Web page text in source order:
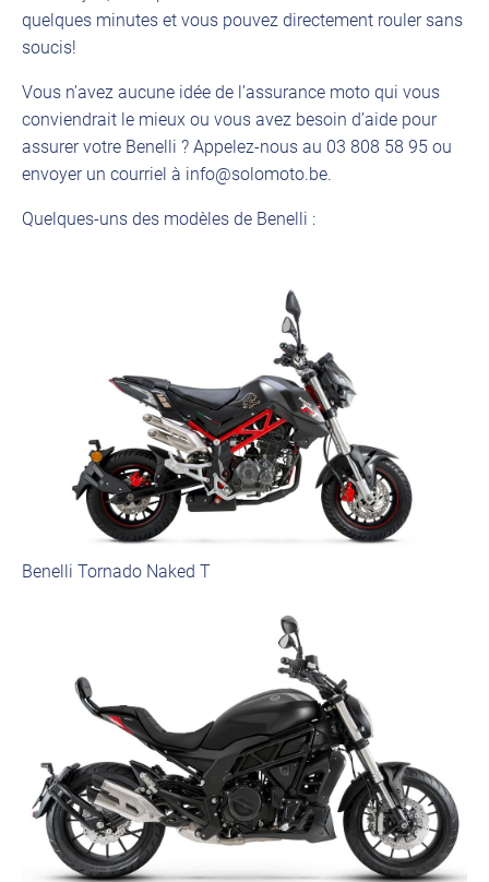
quelques minutes et vous pouvez directement rouler sans
soucis!
Vous n’avez aucune idée de l’assurance moto qui vous
conviendrait le mieux ou vous avez besoin d’aide pour
assurer votre Benelli ? Appelez-nous au 03 808 58 95 ou
envoyer un courriel à info@solomoto.be.
Quelques-uns des modèles de Benelli :
Benelli Tornado Naked T